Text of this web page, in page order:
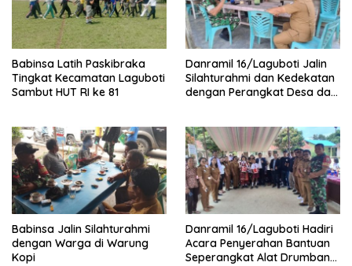
Babinsa Latih Paskibraka
Tingkat Kecamatan Laguboti
Sambut HUT RI ke 81
Danramil 16/Laguboti Jalin
Silahturahmi dan Kedekatan
dengan Perangkat Desa dan
Babinsa Jalin Silahturahmi
dengan Warga di Warung
Kopi
Danramil 16/Laguboti Hadiri
Acara Penyerahan Bantuan
Seperangkat Alat Drumband